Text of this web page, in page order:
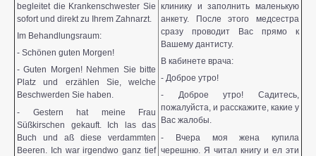
begleitet die Krankenschwester Sie
sofort und direkt zu Ihrem Zahnarzt.
Im Behandlungsraum:
- Schönen guten Morgen!
- Guten Morgen! Nehmen Sie bitte
Platz und erzählen Sie, welche
Beschwerden Sie haben.
- Gestern hat meine Frau
Süßkirschen gekauft. Ich las das
Buch und aß diese verdammten
Beeren. Ich war irgendwo ganz tief
клинику и заполнить маленькую
анкету. После этого медсестра
сразу проводит Вас прямо к
Вашему дантисту.
В кабинете врача:
- Доброе утро!
- Доброе утро! Садитесь,
пожалуйста, и расскажите, какие у
Вас жалобы.
- Вчера моя жена купила
черешню. Я читал книгу и ел эти